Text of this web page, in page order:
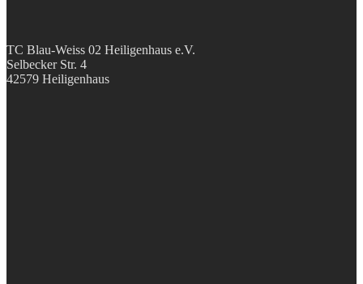
TC Blau-Weiss 02 Heiligenhaus e.V.
Selbecker Str. 4
42579 Heiligenhaus